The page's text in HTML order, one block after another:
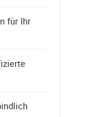
für Ihr